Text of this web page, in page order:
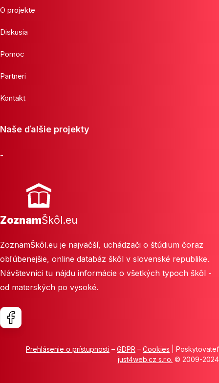
O projekte
Diskusia
Pomoc
Partneri
Kontakt
Naše ďalšie projekty
-
ZoznamŠkôl.eu
ZoznamŠkôl.eu je najväčší, uchádzači o štúdium čoraz
obľúbenejšie, online databáz škôl v slovenské republike.
Návštevníci tu nájdu informácie o všetkých typoch škôl -
od materských po vysoké.
Prehlásenie o prístupnosti – GDPR – Cookies | Poskytovateľ
just4web.cz s.r.o. © 2009-2024